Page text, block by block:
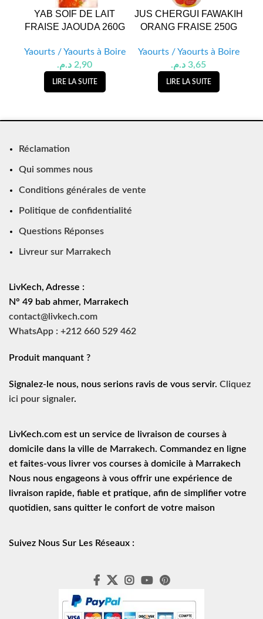
YAB SOIF DE LAIT
FRAISE JAOUDA 260G
Yaourts / Yaourts à Boire
2,90 د.م.
LIRE LA SUITE
JUS CHERGUI FAWAKIH
ORANG FRAISE 250G
Yaourts / Yaourts à Boire
3,65 د.م.
LIRE LA SUITE
Réclamation
Qui sommes nous
Conditions générales de vente
Politique de confidentialité
Questions Réponses
Livreur sur Marrakech
LivKech, Adresse :
N° 49 bab ahmer, Marrakech
contact@livkech.com
WhatsApp : +212 660 529 462
Produit manquant ?
Signalez-le nous, nous serions ravis de vous servir. Cliquez
ici pour signaler.
LivKech.com est un service de
livraison de courses à
domicile dans la ville de Marrakech. Commandez en ligne
et faites-vous livrer vos courses à domicile à Marrakech
Nous nous engageons à vous offrir une expérience de
livraison rapide, fiable et pratique, afin de simplifier votre
quotidien, sans quitter le confort de votre maison
Suivez Nous Sur Les Réseaux :